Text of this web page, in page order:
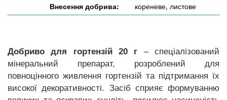
Внесення добрива:
кореневе, листове
Добриво для гортензій 20 г – спеціалізований
мінеральний препарат, розроблений для
повноцінного живлення гортензій та підтримання їх
високої декоративності. Засіб сприяє формуванню